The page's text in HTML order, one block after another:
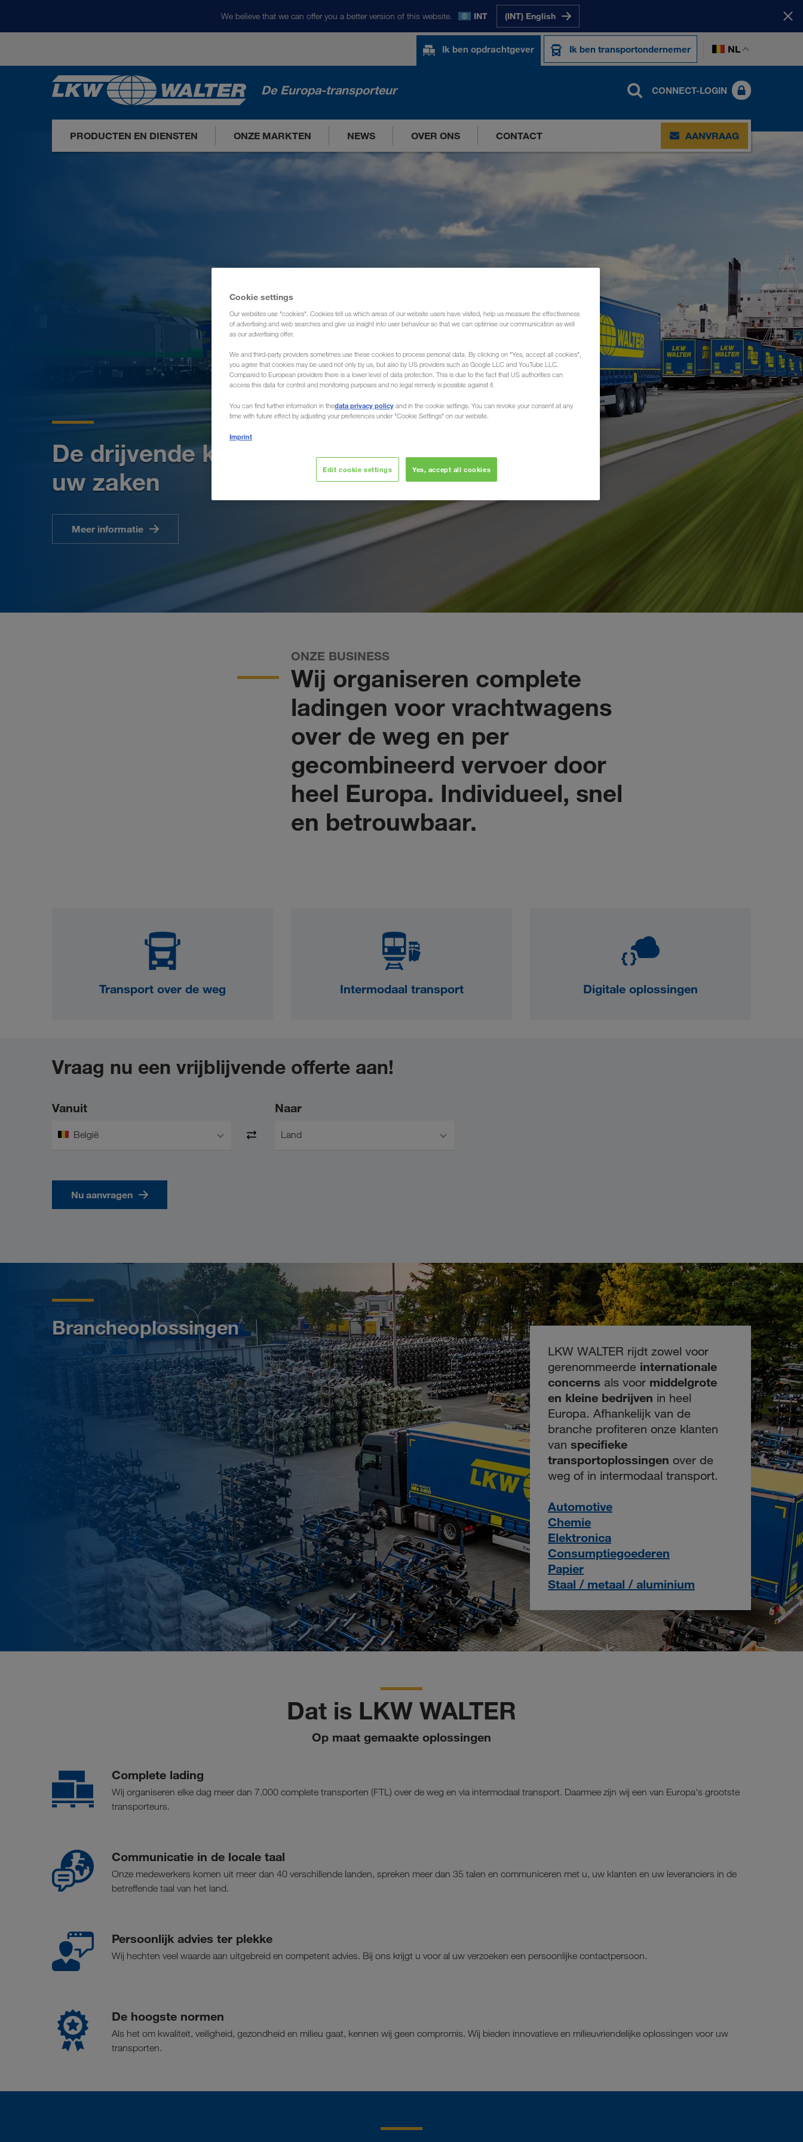
We believe that we can offer you a better version of this website. INT (INT) English
Ik ben opdrachtgever Ik ben transportondernemer NL
De Europa-transporteur CONNECT-LOGIN
PRODUCTEN EN DIENSTEN ONZE MARKTEN NEWS OVER ONS CONTACT AANVRAAG
De drijvende kracht voor
uw zaken
Meer informatie
ONZE BUSINESS
Wij organiseren complete
ladingen voor vrachtwagens
over de weg en per
gecombineerd vervoer door
heel Europa. Individueel, snel
en betrouwbaar.
Transport over de weg Intermodaal transport Digitale oplossingen
Vraag nu een vrijblijvende offerte aan!
Vanuit
België
Naar
Land
Nu aanvragen
Brancheoplossingen
LKW WALTER rijdt zowel voor
gerenommeerde internationale
concerns als voor middelgrote
en kleine bedrijven in heel
Europa. Afhankelijk van de
branche profiteren onze klanten
van specifieke
transportoplossingen over de
weg of in intermodaal transport.
Automotive
Chemie
Elektronica
Consumptiegoederen
Papier
Staal / metaal / aluminium
Dat is LKW WALTER
Op maat gemaakte oplossingen
Complete lading
Wij organiseren elke dag meer dan 7.000 complete transporten (FTL) over de weg en via intermodaal transport. Daarmee zijn wij een van Europa's grootste
transporteurs.
Communicatie in de locale taal
Onze medewerkers komen uit meer dan 40 verschillende landen, spreken meer dan 35 talen en communiceren met u, uw klanten en uw leveranciers in de
betreffende taal van het land.
Persoonlijk advies ter plekke
Wij hechten veel waarde aan uitgebreid en competent advies. Bij ons krijgt u voor al uw verzoeken een persoonlijke contactpersoon.
De hoogste normen
Als het om kwaliteit, veiligheid, gezondheid en milieu gaat, kennen wij geen compromis. Wij bieden innovatieve en milieuvriendelijke oplossingen voor uw
transporten.
Cookie settings
Our websites use "cookies". Cookies tell us which areas of our website users have visited, help us measure the effectiveness
of advertising and web searches and give us insight into user behaviour so that we can optimise our communication as well
as our advertising offer.
We and third-party providers sometimes use these cookies to process personal data. By clicking on "Yes, accept all cookies",
you agree that cookies may be used not only by us, but also by US providers such as Google LLC and YouTube LLC.
Compared to European providers there is a lower level of data protection. This is due to the fact that US authorities can
access this data for control and monitoring purposes and no legal remedy is possible against it.
You can find further information in thedata privacy policy and in the cookie settings. You can revoke your consent at any
time with future effect by adjusting your preferences under "Cookie Settings" on our website.
Imprint
Edit cookie settings Yes, accept all cookies